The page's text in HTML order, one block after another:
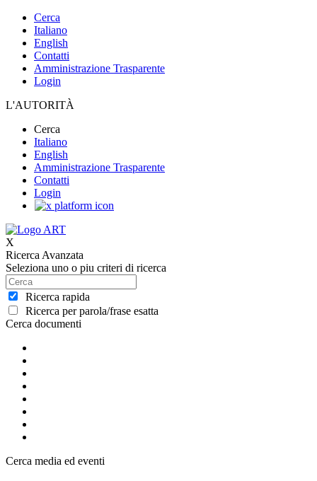
Cerca
Italiano
English
Contatti
Amministrazione Trasparente
Login
L'AUTORITÀ
Cerca
Italiano
English
Amministrazione Trasparente
Contatti
Login
X
Ricerca Avanzata
Seleziona uno o piu criteri di ricerca
Ricerca rapida
Ricerca per parola/frase esatta
Cerca documenti
Cerca media ed eventi